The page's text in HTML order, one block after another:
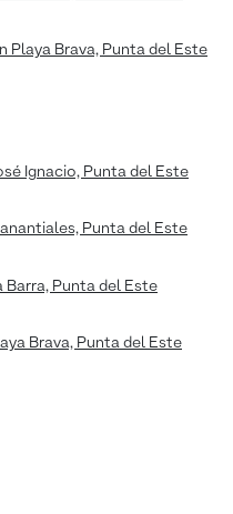
Playa Brava, Punta del Este
Ignacio, Punta del Este
Punta del Este
Punta del Este
Brava, Punta del Este